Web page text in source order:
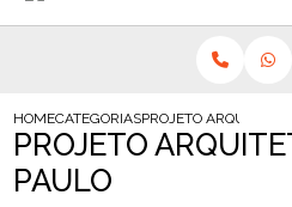
HOMECATEGORIASPROJETO
PROJETO
PAULO